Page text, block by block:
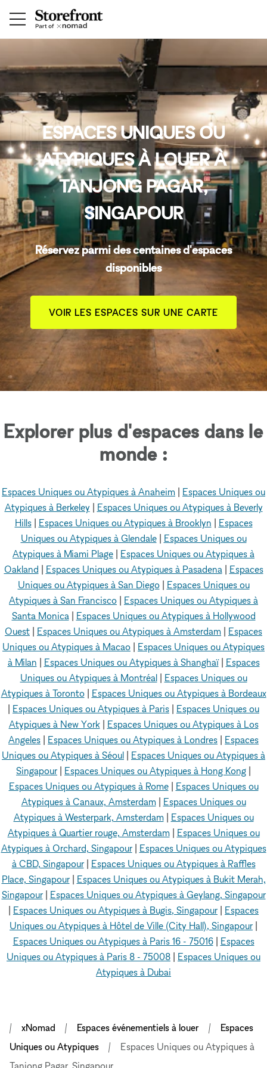
ESPACES UNIQUES OU
ATYPIQUES À LOUER À
TANJONG PAGAR,
SINGAPOUR
Réservez parmi des centaines d'espaces
disponibles
VOIR LES ESPACES SUR UNE CARTE
Explorer plus d'espaces dans le
monde :
Espaces Uniques ou Atypiques à Anaheim
Espaces Uniques ou
Atypiques à Berkeley
Espaces Uniques ou Atypiques à Beverly
Hills| Espaces Uniques ou Atypiques à Brooklyn
Espaces
Uniques ou Atypiques à Glendale| Espaces Uniques ou
Atypiques à Miami Plage
Espaces Uniques ou Atypiques à
Oakland
Espaces Uniques ou Atypiques à Pasadena| Espaces
Uniques ou Atypiques à San Diego| Espaces Uniques ou
Atypiques à San Francisco
Espaces Uniques ou Atypiques à
Santa Monica| Espaces Uniques ou Atypiques à Hollywood
Ouest
Espaces Uniques ou Atypiques à Amsterdam
Espaces
Uniques ou Atypiques à Macao
Espaces Uniques ou Atypiques
à Milan
Espaces Uniques ou Atypiques à Shanghaï| Espaces
Uniques ou Atypiques à Montréal| Espaces Uniques ou
Atypiques à Toronto| Espaces Uniques ou Atypiques à Bordeaux
Espaces Uniques ou Atypiques à Paris
Espaces Uniques ou
Atypiques à New York| Espaces Uniques ou Atypiques à Los
Angeles
Espaces Uniques ou Atypiques à Londres
Espaces
Uniques ou Atypiques à Séoul
Espaces Uniques ou Atypiques à
Singapour
Espaces Uniques ou Atypiques à Hong Kong
Espaces Uniques ou Atypiques à Rome| Espaces Uniques ou
Atypiques à Canaux, Amsterdam| Espaces Uniques ou
Atypiques à Westerpark, Amsterdam| Espaces Uniques ou
Atypiques à Quartier rouge, Amsterdam| Espaces Uniques ou
Atypiques à Orchard, Singapour| Espaces Uniques ou Atypiques
à CBD, Singapour| Espaces Uniques ou Atypiques à Raffles
Place, Singapour| Espaces Uniques ou Atypiques à Bukit Merah,
Singapour| Espaces Uniques ou Atypiques à Geylang, Singapour
Espaces Uniques ou Atypiques à Bugis, Singapour
Espaces
Uniques ou Atypiques à Hôtel de Ville (City Hall), Singapour
Espaces Uniques ou Atypiques à Paris 16 - 75016| Espaces
Uniques ou Atypiques à Paris 8 - 75008
Espaces Uniques ou
Atypiques à Dubai
xNomad Espaces événementiels à louer
Espaces
Uniques ou Atypiques
Espaces Uniques ou Atypiques à
Tanjong Pagar, Singapour